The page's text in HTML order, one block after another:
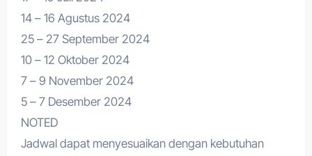
14 – 16 Agustus 2024
25 – 27 September 2024
10 – 12 Oktober 2024
7 – 9 November 2024
5 – 7 Desember 2024
NOTED
Jadwal dapat menyesuaikan dengan kebutuhan